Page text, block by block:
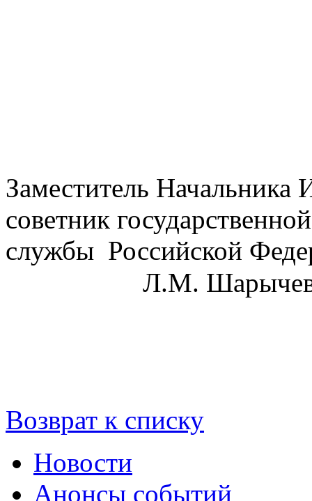
Заместитель Начальника
советник
службы
Л.М.
Возврат к списку
Новости
Анонсы событий